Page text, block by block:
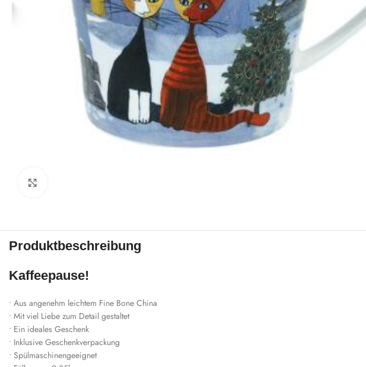
Produktbeschreibung
Kaffeepause!
• Aus angenehm leichtem Fine Bone China
• Mit viel Liebe zum Detail gestaltet
• Ein ideales Geschenk
• Inklusive Geschenkverpackung
• Spülmaschinengeeignet